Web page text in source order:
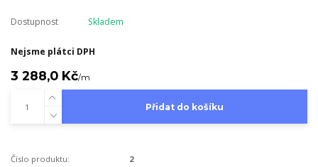
Dostupnost Skladem
Nejsme plátci DPH
3 288,0 Kč/m
Přidat do košíku
Číslo produktu: 2